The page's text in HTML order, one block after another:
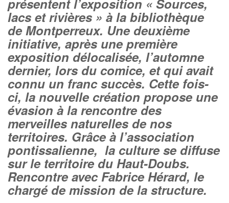
présentent l’exposition « Sources,
lacs et rivières » à la bibliothèque
de Montperreux. Une deuxième
initiative, après une première
exposition délocalisée, l’automne
dernier, lors du comice, et qui avait
connu un franc succès. Cette fois-
ci, la nouvelle création propose une
évasion à la rencontre des
merveilles naturelles de nos
territoires. Grâce à l’association
pontissalienne, la culture se diffuse
sur le territoire du Haut-Doubs.
Rencontre avec Fabrice Hérard, le
chargé de mission de la structure.